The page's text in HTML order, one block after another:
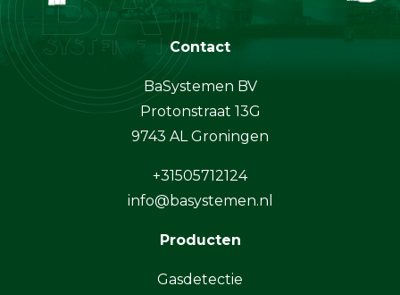
Contact
BaSystemen BV
Protonstraat 13G
9743 AL Groningen
+31505712124
info@basystemen.nl
Producten
Gasdetectie